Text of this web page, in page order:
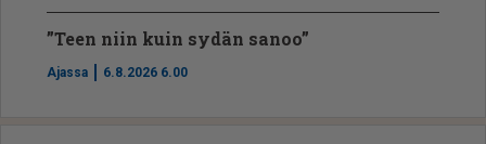
”Teen niin kuin sydän sanoo”
Ajassa 6.8.2026 6.00